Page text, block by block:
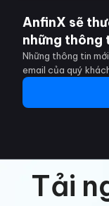
AnfinX sẽ
những thông
Những thông tin
email của quý
Tải